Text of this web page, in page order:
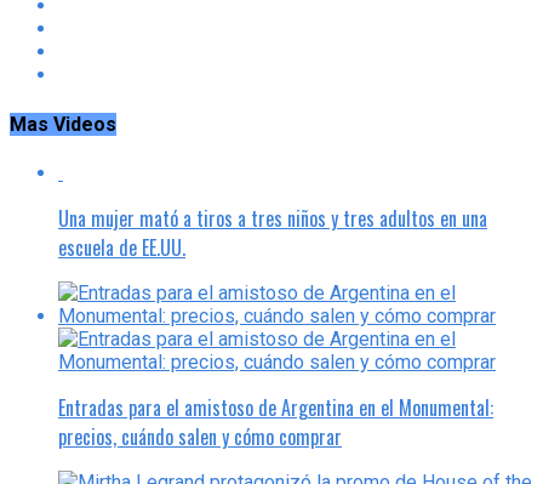
Mas Videos
Una mujer mató a tiros a tres niños y tres adultos en una
escuela de EE.UU.
Entradas para el amistoso de Argentina en el Monumental:
precios, cuándo salen y cómo comprar